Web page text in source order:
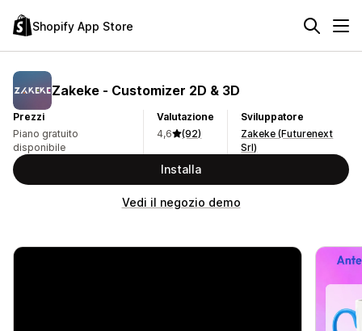
Shopify App Store
Zakeke ‑ Customizer 2D & 3D
Prezzi
Piano gratuito
disponibile
Valutazione
4,6
(92)
Sviluppatore
Zakeke (Futurenext
Srl)
Installa
Vedi il negozio demo